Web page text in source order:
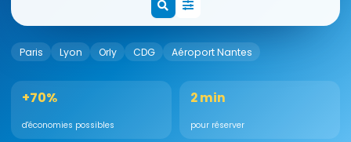
Paris Lyon Orly CDG Aéroport Nantes
+70%
d'économies possibles
2 min
pour réserver